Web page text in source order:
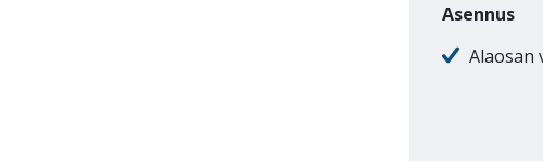
Asennus
Alaosan